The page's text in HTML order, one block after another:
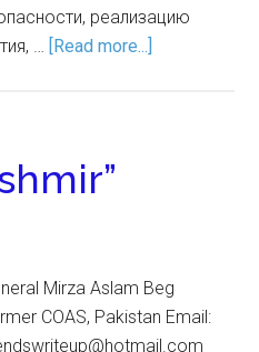
реализацию
… [Read more...]
Mirza Aslam Beg
COAS, Pakistan Email: